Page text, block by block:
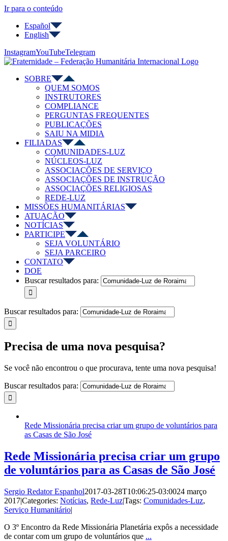
Ir para o conteúdo
Español
English
InstagramYouTubeTelegram
SOBRE
QUEM SOMOS
INSTRUTORES
COMPLIANCE
PERGUNTAS FREQUENTES
PUBLICAÇÕES
SAIU NA MIDIA
FILIADAS
COMUNIDADES-LUZ
NÚCLEOS-LUZ
ASSOCIAÇÕES DE SERVIÇO
ASSOCIAÇÕES DE INSTRUÇÃO
ASSOCIAÇÕES RELIGIOSAS
REDE-LUZ
MISSÕES HUMANITÁRIAS
ATUAÇÃO
NOTÍCIAS
PARTICIPE
SEJA VOLUNTÁRIO
SEJA PARCEIRO
CONTATO
DOE
Buscar resultados para:
Buscar resultados para:
Precisa de uma nova pesquisa?
Se você não encontrou o que procurava, tente uma nova pesquisa!
Buscar resultados para:
Rede Missionária precisa criar um grupo de voluntários para
as Casas de São José
Rede Missionária precisa criar um grupo
de voluntários para as Casas de São José
Sergio Redator Espanhol2017-03-28T10:06:25-03:0024 março
2017|Categories: Notícias, Rede-Luz|Tags: Comunidades-Luz,
Serviço Humanitário|
O 3º Encontro da Rede Missionária Planetária expôs a necessidade
de contar com um grupo de voluntários que ...